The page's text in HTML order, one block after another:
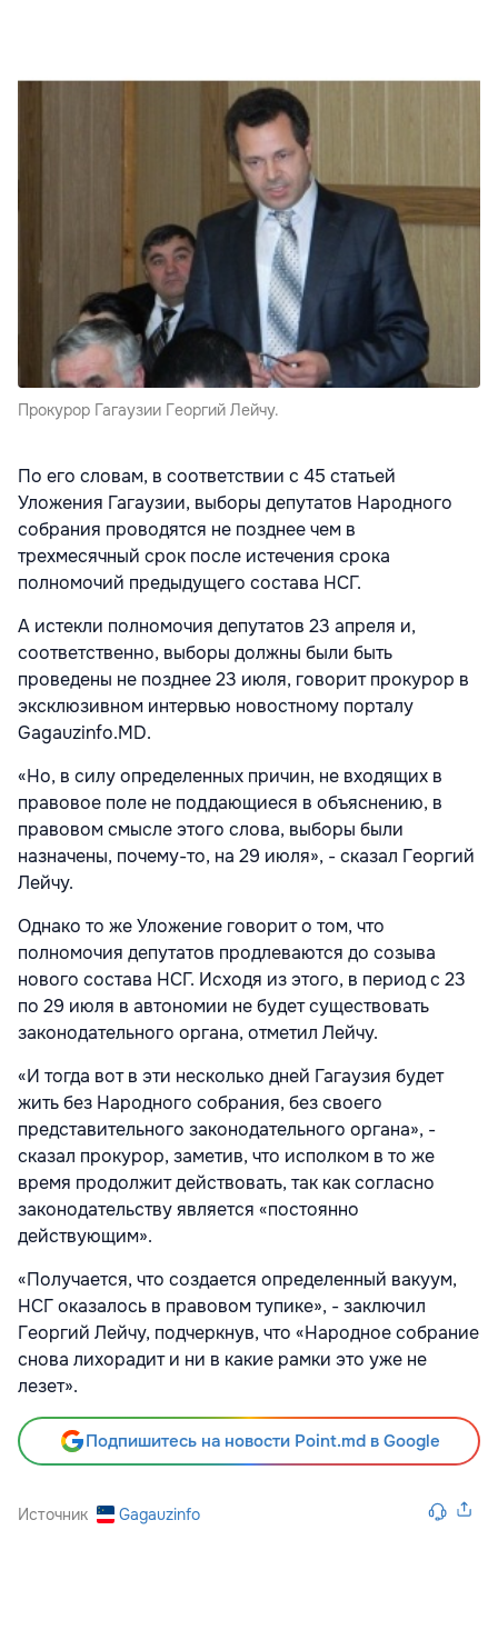
Прокурор Гагаузии Георгий Лейчу.
По его словам, в соответствии с 45 статьей
Уложения Гагаузии, выборы депутатов Народного
собрания проводятся не позднее чем в
трехмесячный срок после истечения срока
полномочий предыдущего состава НСГ.
А истекли полномочия депутатов 23 апреля и,
соответственно, выборы должны были быть
проведены не позднее 23 июля, говорит прокурор в
эксклюзивном интервью новостному порталу
Gagauzinfo.MD.
«Но, в силу определенных причин, не входящих в
правовое поле не поддающиеся в объяснению, в
правовом смысле этого слова, выборы были
назначены, почему-то, на 29 июля», - сказал Георгий
Лейчу.
Однако то же Уложение говорит о том, что
полномочия депутатов продлеваются до созыва
нового состава НСГ. Исходя из этого, в период с 23
по 29 июля в автономии не будет существовать
законодательного органа, отметил Лейчу.
«И тогда вот в эти несколько дней Гагаузия будет
жить без Народного собрания, без своего
представительного законодательного органа», -
сказал прокурор, заметив, что исполком в то же
время продолжит действовать, так как согласно
законодательству является «постоянно
действующим».
«Получается, что создается определенный вакуум,
НСГ оказалось в правовом тупике», - заключил
Георгий Лейчу, подчеркнув, что «Народное собрание
снова лихорадит и ни в какие рамки это уже не
лезет».
Подпишитесь на новости Point.md в Google
Источник Gagauzinfo